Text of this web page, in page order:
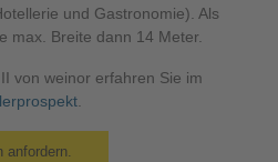
und Gastronomie). Als
max. Breite dann 14 Meter.
von weinor erfahren Sie im
anfordern.